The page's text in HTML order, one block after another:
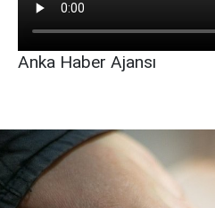
Anka Haber Ajansı